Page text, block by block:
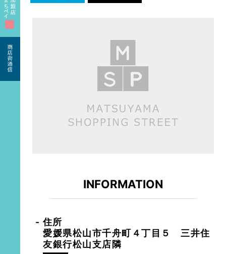
■
INFORMATION
住所
愛媛県松山市千舟町４丁目５ 三井住
友銀行松山支店隣